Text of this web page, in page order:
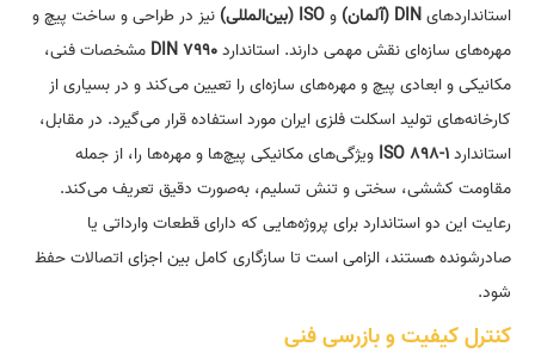
استاندارد‌هایDIN ( آلمان) وISO ( بین‌المللی) نیز در طراحی و ساخت پیچ و
مهره‌های سازه‌ای نقش مهمی دارند. استانداردDIN 7990 مشخصات فنی،
مکانیکی و ابعادی پیچ و مهره‌های سازه‌ای را تعیین می‌کند و در بسیاری از
کارخانه‌های تولید اسکلت فلزی ایران مورد استفاده قرار می‌گیرد. در مقابل،
استانداردISO 898-1 ویژگی‌های مکانیکی پیچ‌ها و مهره‌ها را، از جمله
مقاومت کششی، سختی و تنش تسلیم، به‌صورت دقیق تعریف می‌کند.
رعایت این دو استاندارد برای پروژه‌هایی که دارای قطعات وارداتی یا
صادرشونده هستند، الزامی است تا سازگاری کامل بین اجزای اتصالات حفظ
شود.
کنترل کیفیت و بازرسی فنی